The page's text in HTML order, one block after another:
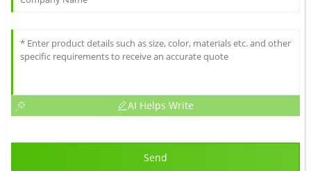
AI Helps Write
Send